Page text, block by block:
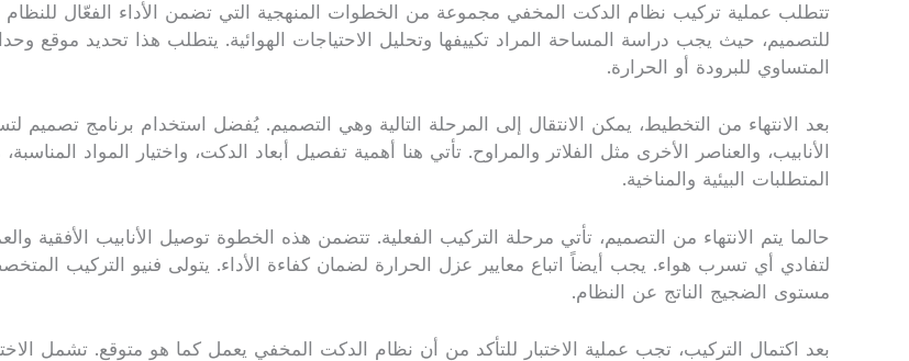
تتطلب عملية تركيب نظام الدكت المخفي مجموعة من الخطوات المنهجية التي تضمن الأداء الفعّال
للتصميم، حيث يجب دراسة المساحة المراد تكييفها وتحليل الاحتياجات الهوائية. يتطلب هذا تحديد موقع
المتساوي للبرودة أو الحرارة.
بعد الانتهاء من التخطيط، يمكن الانتقال إلى المرحلة التالية وهي التصميم. يُفضل استخدام برنامج
الأنابيب، والعناصر الأخرى مثل الفلاتر والمراوح. تأتي هنا أهمية تفصيل أبعاد الدكت، واختيار المواد
المتطلبات البيئية والمناخية.
حالما يتم الانتهاء من التصميم، تأتي مرحلة التركيب الفعلية. تتضمن هذه الخطوة توصيل الأنابيب الأفقية
لتفادي أي تسرب هواء. يجب أيضاً اتباع معايير عزل الحرارة لضمان كفاءة الأداء. يتولى فنيو التركيب
مستوى الضجيج الناتج عن النظام.
بعد اكتمال التركيب، تجب عملية الاختبار للتأكد من أن نظام الدكت المخفي يعمل كما هو متوقع. تشمل